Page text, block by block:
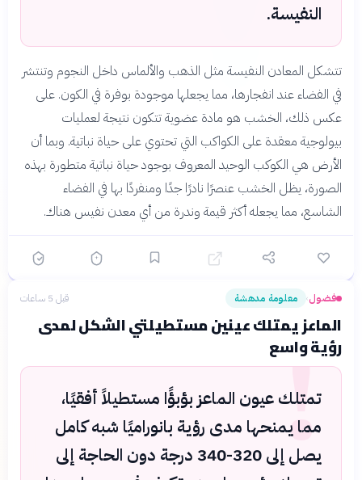
النفيسة.
تتشكل المعادن النفيسة مثل الذهب والألماس داخل النجوم وتنتشر
في الفضاء عند انفجارها، مما يجعلها موجودة بوفرة في الكون. على
عكس ذلك، الخشب هو مادة عضوية تتكون نتيجة لعمليات
بيولوجية معقدة على الكواكب التي تحتوي على حياة نباتية. وبما أن
الأرض هي الكوكب الوحيد المعروف بوجود حياة نباتية متطورة بهذه
الصورة، يظل الخشب عنصرًا نادرًا جدًا ومنفردًا بها في الفضاء
الشاسع، مما يجعله أكثر قيمة وندرة من أي معدن نفيس هناك.
فضول› معلومة مدهشة قبل 5 ساعات
الماعز يمتلك عينين مستطيلتي الشكل لمدى
رؤية واسع
!
تمتلك عيون الماعز بؤبؤًا مستطيلاً أفقيًا،
مما يمنحها مدى رؤية بانوراميًا شبه كامل
يصل إلى 320-340 درجة دون الحاجة إلى